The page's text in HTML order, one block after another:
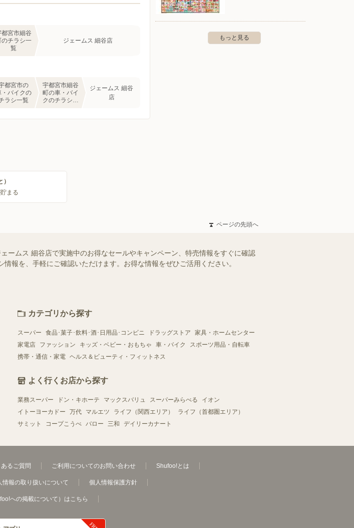
都宮市細谷
のチラシ一
覧
ジェームス 細谷店
都宮市の
・バイクの
ラシ一覧
宇都宮市細谷
町の車・バイ
クのチラシ一
ジェームス 細谷
店
もっと見る
まる
ページの先頭へ
ームス 細谷店で実施中のお得なセールやキャンペーン、特売情報をすぐに確認
報を、手軽にご確認いただけます。お得な情報をぜひご活用ください。
カテゴリから探す
スーパー 食品･菓子･飲料･酒･日用品･コンビニ ドラッグストア
家具・ホームセンター
家電店
ファッション キッズ・ベビー・おもちゃ 車・バイク
スポーツ用品・自転車
携帯・通信・家電 ヘルス＆ビューティ・フィットネス
よく行くお店から探す
業務スーパー ドン・キホーテ マックスバリュ スーパーみらべる
イオン
イトーヨーカドー
万代 マルエツ ライフ（関西エリア）
ライフ（首都圏エリア）
サミット
コープこうべ バロー 三和 デイリーカナート
るご質問 ご利用についてのお問い合わせ Shufoo!とは
情報の取り扱いについて 個人情報保護方針
への掲載について）はこちら